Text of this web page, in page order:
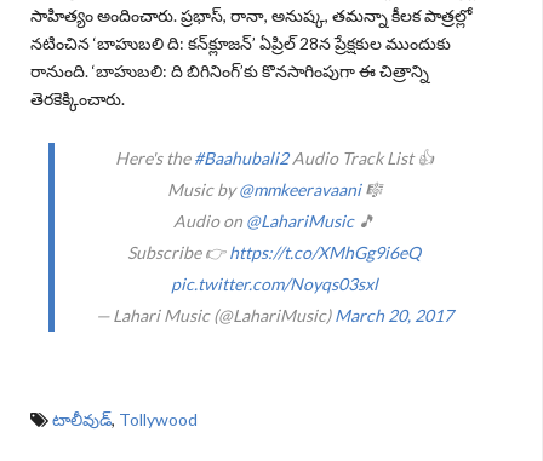
సాహిత్యం అందించారు. ప్రభాస్‌, రానా, అనుష్క, తమన్నా కీలక పాత్రల్లో
నటించిన ‘బాహుబలి ది: కన్‌క్లూజన్‌’ ఏప్రిల్‌ 28న ప్రేక్షకుల ముందుకు
రానుంది. ‘బాహుబలి: ది బిగినింగ్‌’కు కొనసాగింపుగా ఈ చిత్రాన్ని
తెరకెక్కించారు.
Here's the#Baahubali2Audio Track List 👍
Music by@mmkeeravaani🎼
Audio on @LahariMusic🎵
Subscribe 👉https://t.co/XMhGg9i6eQ
pic.twitter.com/Noyqs03sxl
— Lahari Music (@LahariMusic)March 20, 2017
టాలీవుడ్, Tollywood